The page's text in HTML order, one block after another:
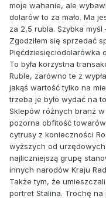
moje wahanie, ale
dolarów to za mało. Ma
za 2,5 rubla. Szybka
Zgodziłem się sprzedać
Pięćdziesięciodolarówka
To była korzystna
Ruble, zarówno te z
jakąś wartość tylko na
trzeba je było wydać na
Sklepów różnych branż
pozorna obfitość
cytrusy z konieczności
wyższych od
najliczniejszą grupę
innych narodów Kraju
Także tym, że
portret Stalina. Trochę